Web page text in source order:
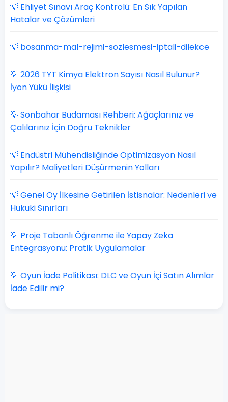
💡 Ehliyet Sınavı Araç Kontrolü: En Sık Yapılan
Hatalar ve Çözümleri
💡 bosanma-mal-rejimi-sozlesmesi-iptali-dilekce
💡 2026 TYT Kimya Elektron Sayısı Nasıl Bulunur?
İyon Yükü İlişkisi
💡 Sonbahar Budaması Rehberi: Ağaçlarınız ve
Çalılarınız İçin Doğru Teknikler
💡 Endüstri Mühendisliğinde Optimizasyon Nasıl
Yapılır? Maliyetleri Düşürmenin Yolları
💡 Genel Oy İlkesine Getirilen İstisnalar: Nedenleri ve
Hukuki Sınırları
💡 Proje Tabanlı Öğrenme ile Yapay Zeka
Entegrasyonu: Pratik Uygulamalar
💡 Oyun İade Politikası: DLC ve Oyun İçi Satın Alımlar
İade Edilir mi?